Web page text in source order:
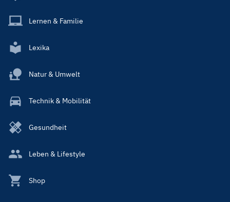
Lernen & Familie
Lexika
Natur & Umwelt
Technik & Mobilität
Gesundheit
Leben & Lifestyle
Shop